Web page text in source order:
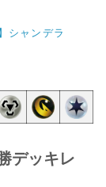
シャンデラ
デッキレ